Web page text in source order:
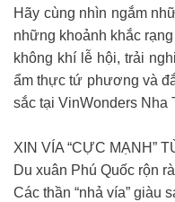
Hãy cùng nhìn ngắm
những khoảnh khắc
không khí lễ hội, trải
ẩm thực tứ phương và
sắc tại VinWonders Nha
XIN VÍA “CỰC MẠNH”
Du xuân Phú Quốc rộn
Các thần “nhả vía” giàu